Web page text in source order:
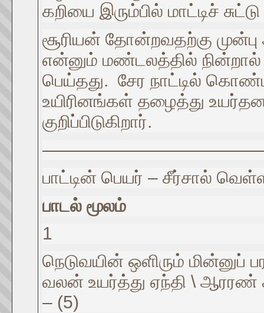
கறியை இரும்பில் மாட்டிச்
சூரியன் தோன்றவதற்கு
என்னும் மண்டலத்தில் நின்றால்
பெய்தது. சேர நாட்டில்
உயிரினங்கள் தழைத்து
குறிப்பிடுகிறார்.
பாட்டின் பெயர் – சீர்சால்
பாடல் மூலம்
1
நெடுவயின் ஒளிரும் மின்னுப்
வலன் உயர்த்து ஏந்தி \ ஆரரண்
– (5)